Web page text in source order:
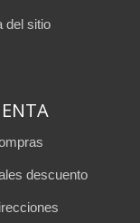
del sitio
descuento